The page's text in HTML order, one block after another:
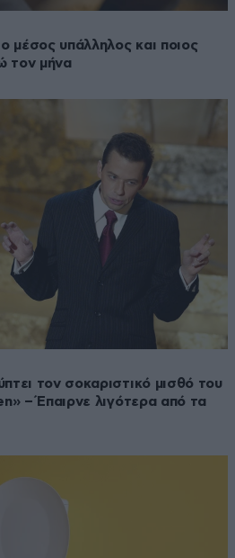
μέσος υπάλληλος και ποιος
τον μήνα
τον σοκαριστικό μισθό του
– Έπαιρνε λιγότερα από τα